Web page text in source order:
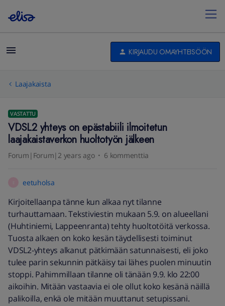
KIRJAUDU OMAYHTEISÖÖN
Laajakaista
VASTATTU
VDSL2 yhteys on epästabiili ilmoitetun
laajakaistaverkon huoltotyön jälkeen
Forum|Forum|2 years ago 6 kommenttia
eetuholsa
Kirjoitellaanpa tänne kun alkaa nyt tilanne
turhauttamaan. Tekstiviestin mukaan 5.9. on alueellani
(Huhtiniemi, Lappeenranta) tehty huoltotöitä verkossa.
Tuosta alkaen on koko kesän täydellisesti toiminut
VDSL2-yhteys alkanut pätkimään satunnaisesti, eli joko
tulee parin sekunnin pätkäisy tai lähes puolen minuutin
stoppi. Pahimmillaan tilanne oli tänään 9.9. klo 22:00
aikoihin. Mitään vastaavia ei ole ollut koko kesänä näillä
palikoilla, enkä ole mitään muuttanut setupissani.